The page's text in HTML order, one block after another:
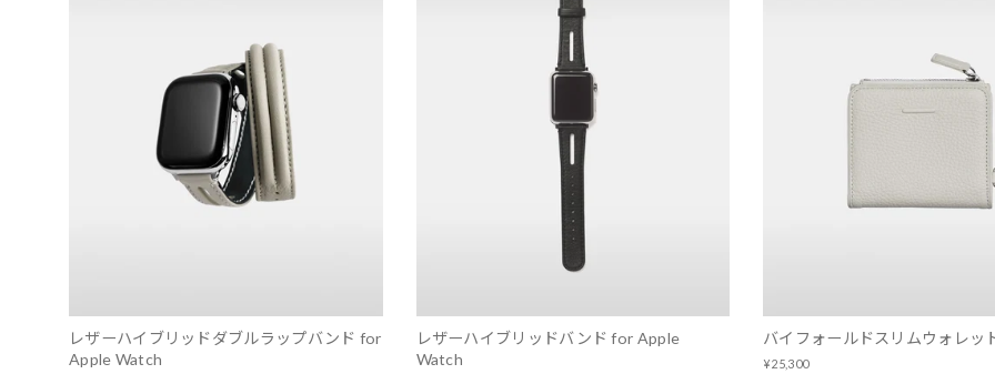
レザーハイブリッドダブルラップバンド for
Apple Watch
レザーハイブリッドバンド for Apple
Watch
バイフォールドスリムウォレッ
¥25,300